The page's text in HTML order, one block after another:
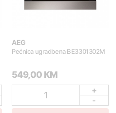
AEG
Pećnica ugradbena BE3301302M
549,00 KM
1
+
-